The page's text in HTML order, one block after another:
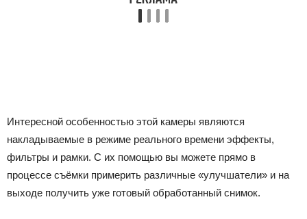
Интересной особенностью этой камеры являются
накладываемые в режиме реального времени эффекты,
фильтры и рамки. С их помощью вы можете прямо в
процессе съёмки примерить различные «улучшатели» и на
выходе получить уже готовый обработанный снимок.